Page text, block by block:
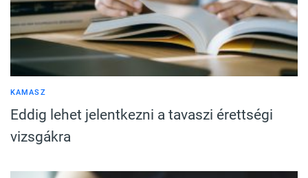
KAMASZ
Eddig lehet jelentkezni a tavaszi érettségi
vizsgákra